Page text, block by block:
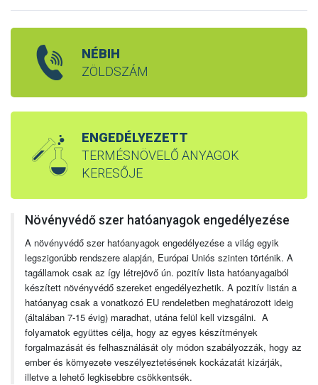
NÉBIH
ZÖLDSZÁM
ENGEDÉLYEZETT
TERMÉSNÖVELŐ ANYAGOK
KERESŐJE
Növényvédő szer hatóanyagok engedélyezése
A növényvédő szer hatóanyagok engedélyezése a világ egyik
legszigorúbb rendszere alapján, Európai Uniós szinten történik. A
tagállamok csak az így létrejövő ún. pozitív lista hatóanyagaiból
készített növényvédő szereket engedélyezhetik. A pozitív listán a
hatóanyag csak a vonatkozó EU rendeletben meghatározott ideig
(általában 7-15 évig) maradhat, utána felül kell vizsgálni. A
folyamatok együttes célja, hogy az egyes készítmények
forgalmazását és felhasználását oly módon szabályozzák, hogy az
ember és környezete veszélyeztetésének kockázatát kizárják,
illetve a lehető legkisebbre csökkentsék.